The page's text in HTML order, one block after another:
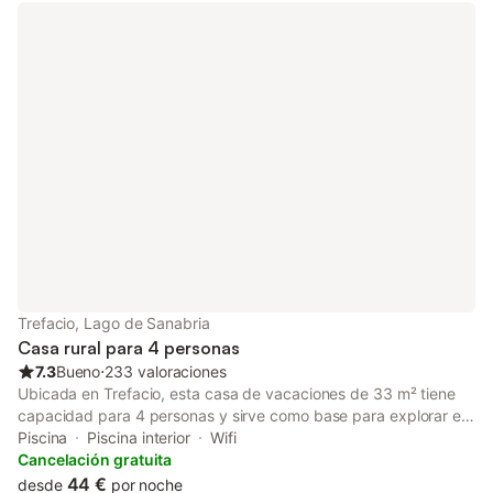
Trefacio, Lago de Sanabria
Casa rural para 4 personas
7.3Bueno⋅233 valoraciones
Ubicada en Trefacio, esta casa de vacaciones de 33 m² tiene
capacidad para 4 personas y sirve como base para explorar el
entorno. La propiedad se encuentra a 100 m del centro de la
ciudad y a 1 km de Peña Furada, mientras que el lago está
situado a 4 km. El interior cuenta con un dormitorio con una
Piscina Piscina interior
Wifi
Cancelación gratuita
desde 44 € por noche